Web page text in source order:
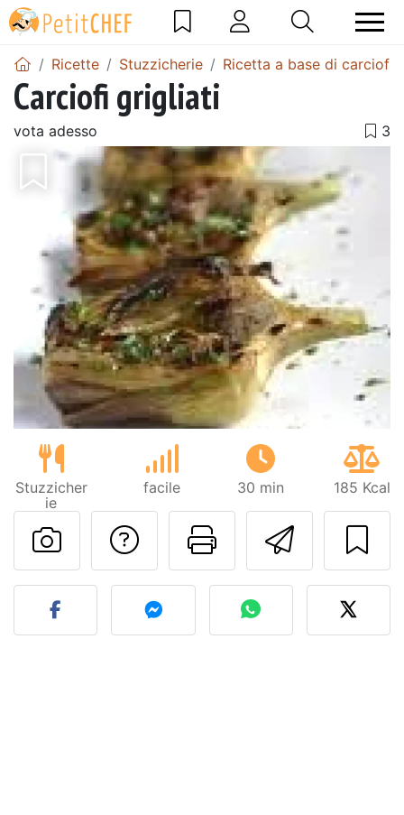
Ricette Stuzzicherie Ricetta a base di carciofi
Carciofi grigliati
vota adesso
Stuzzicher
ie
facile 30 min 185 Kcal
Invia
Stampa la
Contatta l'autore
Pubblica la foto di